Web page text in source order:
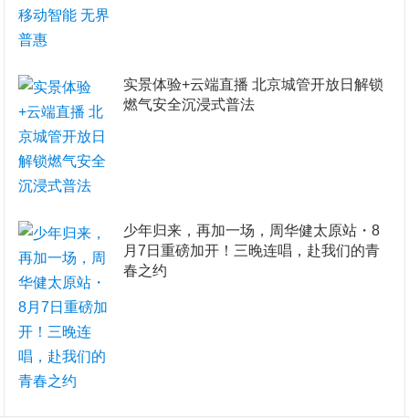
实景体验+云端直播 北京城管开放日解锁
燃气安全沉浸式普法
少年归来，再加一场，周华健太原站・8
月7日重磅加开！三晚连唱，赴我们的青
春之约